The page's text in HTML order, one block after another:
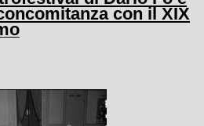
con il XIX